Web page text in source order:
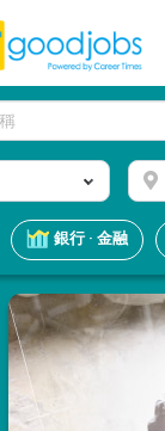
銀行 · 金融